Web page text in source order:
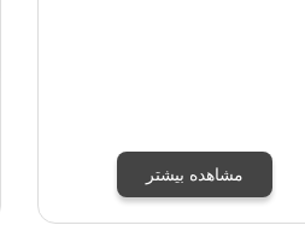
مشاهده بیشتر